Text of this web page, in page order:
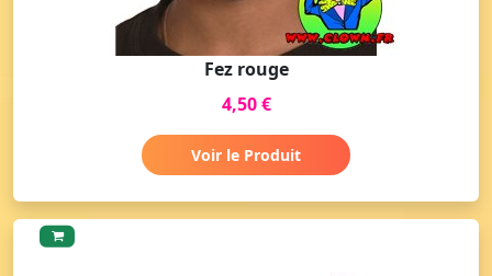
Fez rouge
4,50 €
Voir le Produit